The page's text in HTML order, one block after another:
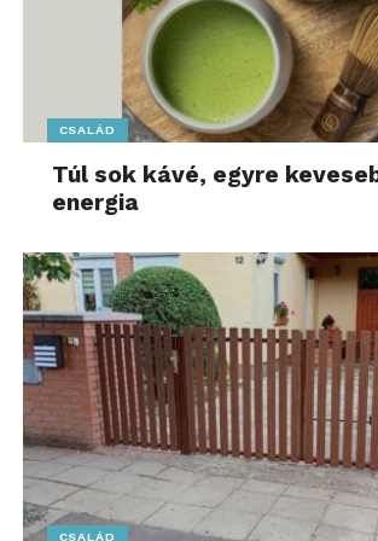
– mondta kérdésünkre Rövid András.
tanszék munkatársai nyáron utaznak
találkoznak majd az érintett
megosszák egymással a
A perspektivikus lehetőség
is az, hogy nagy távolságokon
autópályákat az okos
is működtethető technológiával, így
balesetek és dugók számát,
az optimális haladási sebességhez
információk átadásával – az autózás
terhelését is mérsékelve.
A rendszer anélkül teheti
távolsági közúti közlekedést, hogy
önvezetőre cserélnénk – különösen,
forgalomirányítási funkciót kapna,
CSALÁD
Túl sok kávé, egyre
energia
CSALÁD